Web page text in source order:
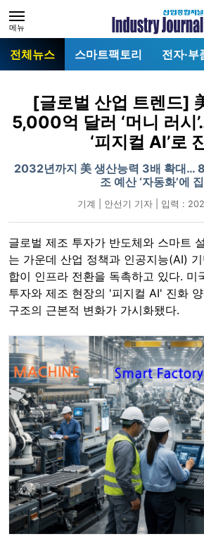
메뉴
전체뉴스 스마트팩토리 전자·부
[글로벌 산업 트렌드]
5,000억 달러 ‘머니 러시
‘피지컬 AI’로
2032년까지 美 생산능력 3배 확대…
조 예산 ‘자동화’에
기계 | 안선기 기자 | 입력 :
글로벌 제조 투자가 반도체와 스마트
는 가운데 산업 정책과 인공지능(AI)
합이 인프라 전환을 독촉하고 있다. 미
투자와 제조 현장의 '피지컬 AI' 진화
구조의 근본적 변화가 가시화됐다.